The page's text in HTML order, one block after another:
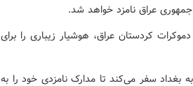
عراق نامزد خواهد شد.
کردستان عراق، هوشیار زیباری را برای
بغداد سفر می‌کند تا مدارک نامزدی خود را به